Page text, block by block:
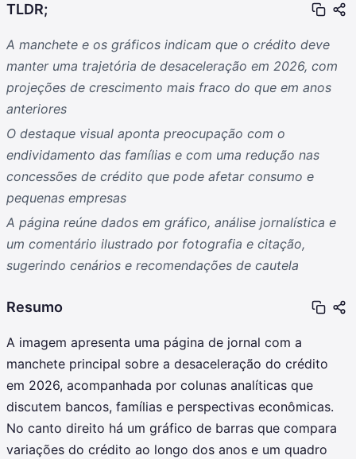
TLDR;
A manchete e os gráficos indicam que o crédito deve
manter uma trajetória de desaceleração em 2026, com
projeções de crescimento mais fraco do que em anos
anteriores
O destaque visual aponta preocupação com o
endividamento das famílias e com uma redução nas
concessões de crédito que pode afetar consumo e
pequenas empresas
A página reúne dados em gráfico, análise jornalística e
um comentário ilustrado por fotografia e citação,
sugerindo cenários e recomendações de cautela
Resumo
A imagem apresenta uma página de jornal com a
manchete principal sobre a desaceleração do crédito
em 2026, acompanhada por colunas analíticas que
discutem bancos, famílias e perspectivas econômicas.
No canto direito há um gráfico de barras que compara
variações do crédito ao longo dos anos e um quadro